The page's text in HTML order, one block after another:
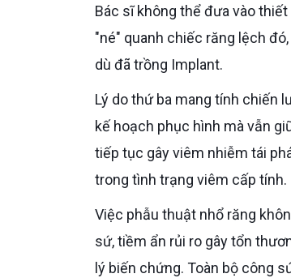
Bác sĩ không thể đưa vào
"né" quanh chiếc răng lệch
dù đã trồng Implant.
Lý do thứ ba mang tính chiến lược dài hạn mà nhiều Cô Chú thường bỏ qua. Giả sử Cô hoàn thành toàn bộ
kế hoạch phục hình mà vẫn
tiếp tục gây viêm nhiễm tái
trong tình trạng viêm cấp tính.
Việc phẫu thuật nhổ răng khôn khi đó sẽ diễn ra ngay sát vùng đã đặt trụ Implant hoặc đã làm cầu răng
sứ, tiềm ẩn rủi ro gây tổn
lý biến chứng. Toàn bộ công